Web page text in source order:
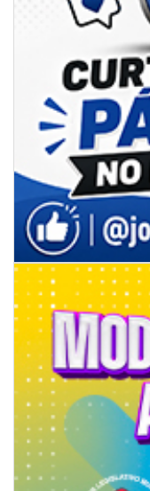
06/08/2026 | 07:00
Secretaria de Cultura
modalidades para a
BALNEÁRIO